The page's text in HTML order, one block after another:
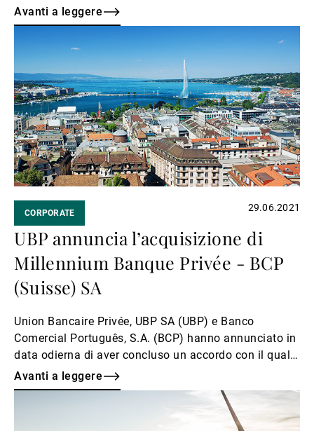
as a ‘fixer’ in the world’s battle against climate
change.
Avanti a leggere
CORPORATE 29.06.2021
UBP annuncia l’acquisizione di
Millennium Banque Privée - BCP
(Suisse) SA
Union Bancaire Privée, UBP SA (UBP) e Banco
Comercial Português, S.A. (BCP) hanno annunciato in
data odierna di aver concluso un accordo con il quale
UBP acquisirà Millennium Banque Privée - BCP
(Suisse) SA, banca privata svizzera del Gruppo.
Avanti a leggere